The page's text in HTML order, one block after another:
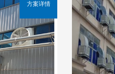
方案详情